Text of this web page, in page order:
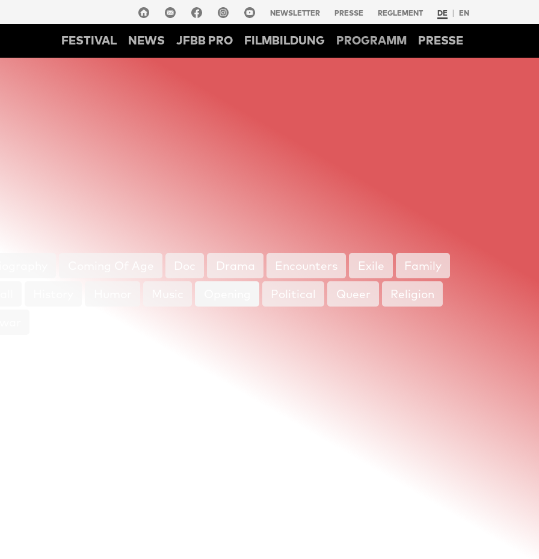
NEWSLETTER PRESSE REGLEMENT DE EN
FESTIVAL NEWS JFBB PRO FILMBILDUNG PROGRAMM PRESSE
Doc Drama Encounters Exile
Family
Political Queer
Religion